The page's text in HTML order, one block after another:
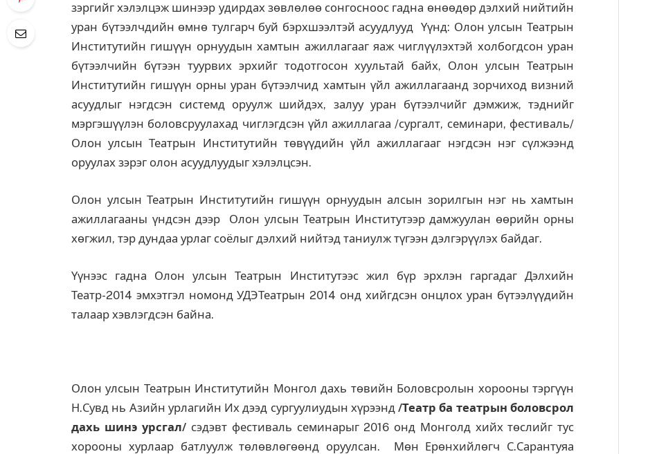
зэргийг хэлэлцэж шинээр удирдах зөвлөлөө сонгосноос гадна өнөөдөр дэлхий нийтийн
уран бүтээлчдийн өмнө тулгарч буй бэрхшээлтэй асуудлууд Үүнд: Олон улсын Театрын
Институтийн гишүүн орнуудын хамтын ажиллагааг яаж чиглүүлэхтэй холбогдсон уран
бүтээлчийн бүтээн туурвих эрхийг тодотгосон хуультай байх, Олон улсын Театрын
Институтийн гишүүн орны уран бүтээлчид хамтын үйл ажиллагаанд зорчиход визний
асуудлыг нэгдсэн системд оруулж шийдэх, залуу уран бүтээлчийг дэмжиж, тэднийг
мэргэшүүлэн боловсруулахад чиглэгдсэн үйл ажиллагаа /сургалт, семинари, фестиваль/
Олон улсын Театрын Институтийн төвүүдийн үйл ажиллагааг нэгдсэн нэг сүлжээнд
оруулах зэрэг олон асуудлуудыг хэлэлцсэн.
Олон улсын Театрын Институтийн гишүүн орнуудын алсын зорилгын нэг нь хамтын
ажиллагааны үндсэн дээр Олон улсын Театрын Институтээр дамжуулан өөрийн орны
хөгжил, тэр дундаа урлаг соёлыг дэлхий нийтэд таниулж түгээн дэлгэрүүлэх байдаг.
Үүнээс гадна Олон улсын Театрын Институтээс жил бүр эрхлэн гаргадаг Дэлхийн
Театр-2014 эмхэтгэл номонд УДЭТеатрын 2014 онд хийгдсэн онцлох уран бүтээлүүдийн
талаар хэвлэгдсэн байна.
Олон улсын Театрын Институтийн Монгол дахь төвийн Боловсролын хорооны тэргүүн
Н.Сувд нь Азийн урлагийн Их дээд сургуулиудын хүрээнд/Театр ба театрын боловсрол
дахь шинэ урсгал/ сэдэвт фестиваль семинарыг 2016 онд Монголд хийх төслийг тус
хорооны хурлаар батлуулж төлөвлөгөөнд оруулсан. Мөн Ерөнхийлөгч С.Сарантуяа